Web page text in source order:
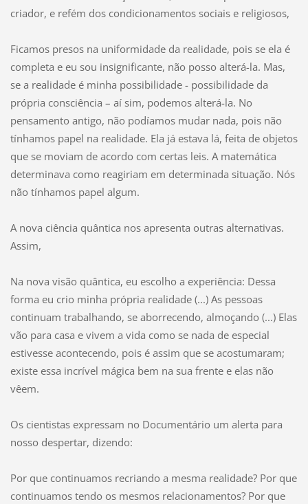
criador, e refém dos condicionamentos sociais e religiosos,
Ficamos presos na uniformidade da realidade, pois se ela é
completa e eu sou insignificante, não posso alterá-la. Mas,
se a realidade é minha possibilidade - possibilidade da
própria consciência – aí sim, podemos alterá-la. No
pensamento antigo, não podíamos mudar nada, pois não
tínhamos papel na realidade. Ela já estava lá, feita de objetos
que se moviam de acordo com certas leis. A matemática
determinava como reagiriam em determinada situação. Nós
não tínhamos papel algum.
A nova ciência quântica nos apresenta outras alternativas.
Assim,
Na nova visão quântica, eu escolho a experiência: Dessa
forma eu crio minha própria realidade (...) As pessoas
continuam trabalhando, se aborrecendo, almoçando (...) Elas
vão para casa e vivem a vida como se nada de especial
estivesse acontecendo, pois é assim que se acostumaram;
existe essa incrível mágica bem na sua frente e elas não
vêem.
Os cientistas expressam no Documentário um alerta para
nosso despertar, dizendo:
Por que continuamos recriando a mesma realidade? Por que
continuamos tendo os mesmos relacionamentos? Por que